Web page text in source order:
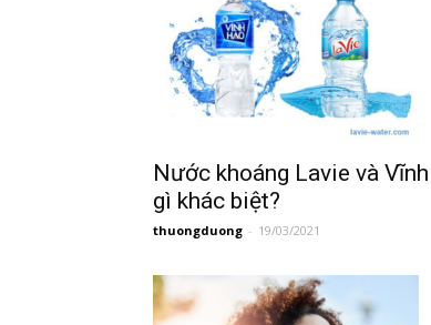
Nước khoáng Lavie và
gì khác biệt?
thuongduong - 19/03/2021